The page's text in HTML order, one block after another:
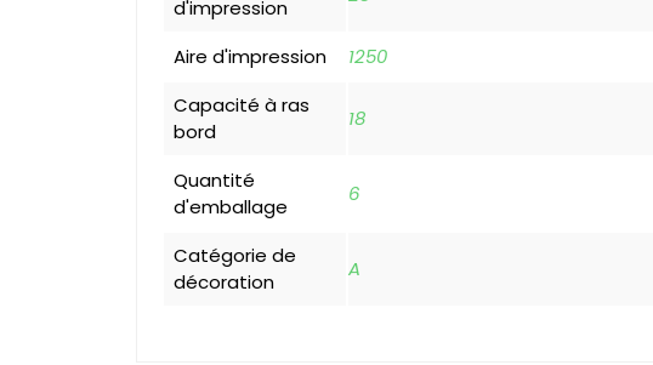
d'impression
Aire d'impression
1250
Capacité à ras
bord
18
Quantité
d'emballage
6
Catégorie de
décoration
A